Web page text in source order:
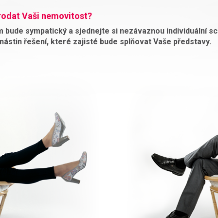
Vaši nemovitost?
sympatický a sjednejte si nezávaznou individuální
řešení, které zajisté bude splňovat Vaše představy.